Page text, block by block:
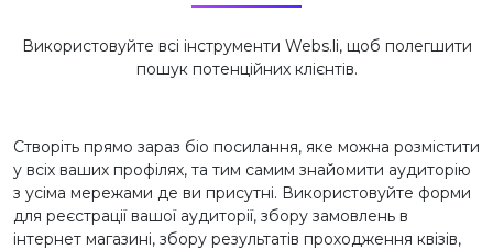
Використовуйте всі інструменти Webs.li, щоб полегшити
пошук потенційних клієнтів.
Створіть прямо зараз біо посилання, яке можна розмістити
у всіх ваших профілях, та тим самим знайомити аудиторію
з усіма мережами де ви присутні. Використовуйте форми
для реєстрації вашої аудиторії, збору замовлень в
інтернет магазині, збору результатів проходження квізів,